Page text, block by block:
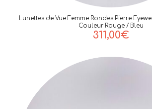
Lunettes de Vue Femme Rondes Pierre
Couleur Rouge / Bleu
311,00€